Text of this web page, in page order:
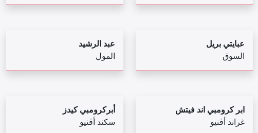
عبايتي بريل
السوق
عبد الرشيد
المول
ابر كرومبي اند فيتش
غراند أڤنيو
أبركرومبي كيدز
سكند أڤنيو